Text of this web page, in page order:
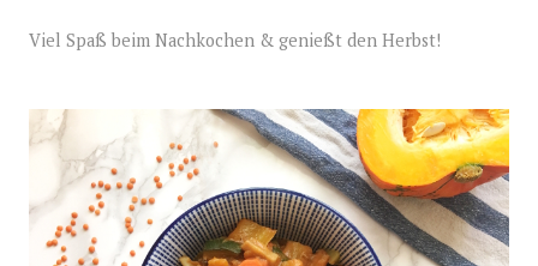
Viel Spaß beim Nachkochen & genießt den Herbst!